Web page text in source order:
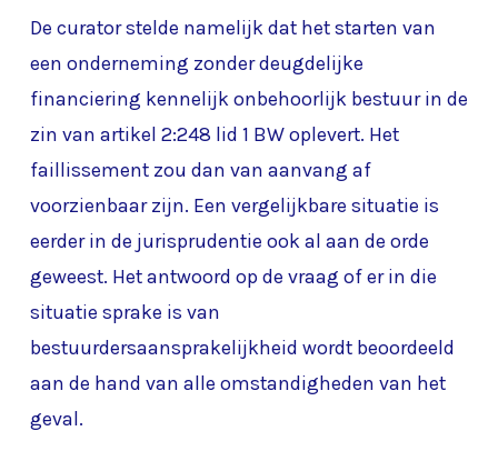
De curator stelde namelijk dat het starten van
een onderneming zonder deugdelijke
financiering kennelijk onbehoorlijk bestuur in de
zin van artikel 2:248 lid 1 BW oplevert. Het
faillissement zou dan van aanvang af
voorzienbaar zijn. Een vergelijkbare situatie is
eerder in de jurisprudentie ook al aan de orde
geweest. Het antwoord op de vraag of er in die
situatie sprake is van
bestuurdersaansprakelijkheid wordt beoordeeld
aan de hand van alle omstandigheden van het
geval.